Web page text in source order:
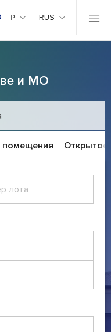
₽ RUS
и МО
помещения Открытое